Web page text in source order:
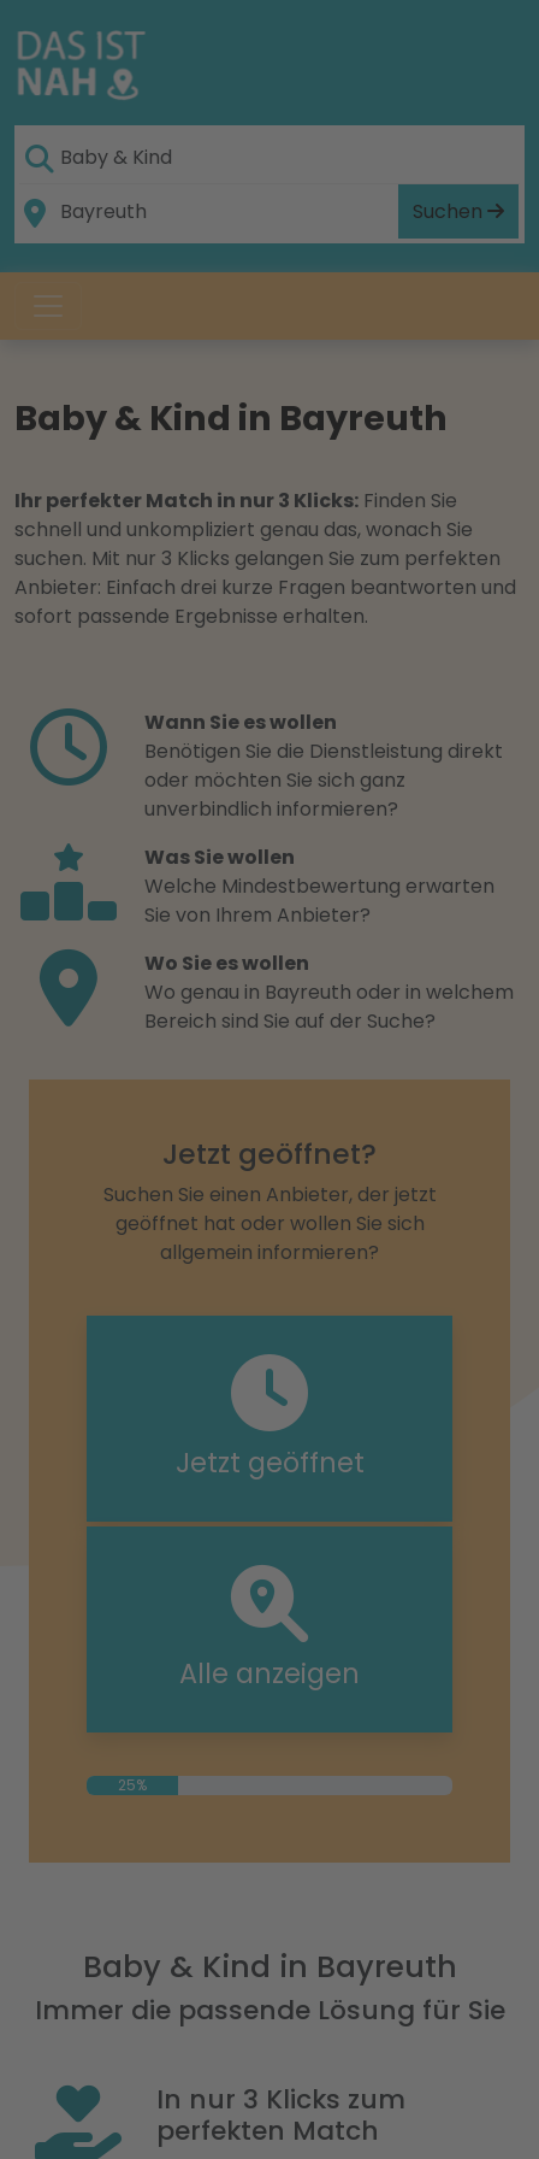
Suchen
Baby & Kind in Bayreuth
Ihr perfekter Match in nur 3 Klicks: Finden Sie
schnell und unkompliziert genau das, wonach Sie
suchen. Mit nur 3 Klicks gelangen Sie zum perfekten
Anbieter: Einfach drei kurze Fragen beantworten und
sofort passende Ergebnisse erhalten.
Wann Sie es wollen
Benötigen Sie die Dienstleistung direkt
oder möchten Sie sich ganz
unverbindlich informieren?
Was Sie wollen
Welche Mindestbewertung erwarten
Sie von Ihrem Anbieter?
Wo Sie es wollen
Wo genau in Bayreuth oder in welchem
Bereich sind Sie auf der Suche?
Jetzt geöffnet?
Suchen Sie einen Anbieter, der jetzt
geöffnet hat oder wollen Sie sich
allgemein informieren?
Jetzt geöffnet
Alle anzeigen
25%
Baby & Kind in Bayreuth
Immer die passende Lösung für Sie
In nur 3 Klicks zum
perfekten Match